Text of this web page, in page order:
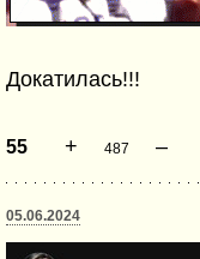
Докатилась!!!
55 + 487 –
05.06.2024